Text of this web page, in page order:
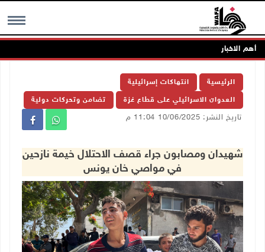
MENU أهم الاخبار
الرئيسية انتهاكات إسرائيلية
العدوان الاسرائيلي على قطاع غزة تضامن وتحركات دولية
تاريخ النشر: 10/06/2025 11:04 م
شهيدان ومصابون جراء قصف الاحتلال خيمة نازحين
في مواصي خان يونس